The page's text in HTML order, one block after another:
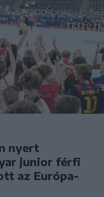
nyert
junior férfi
az Európa-